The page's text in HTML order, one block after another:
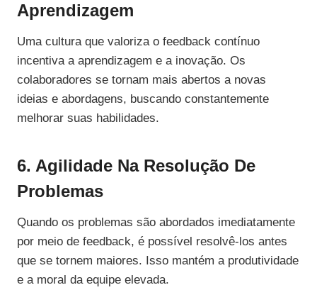
Aprendizagem
Uma cultura que valoriza o feedback contínuo
incentiva a aprendizagem e a inovação. Os
colaboradores se tornam mais abertos a novas
ideias e abordagens, buscando constantemente
melhorar suas habilidades.
6. Agilidade Na Resolução De
Problemas
Quando os problemas são abordados imediatamente
por meio de feedback, é possível resolvê-los antes
que se tornem maiores. Isso mantém a produtividade
e a moral da equipe elevada.